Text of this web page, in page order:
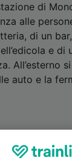
di
alle
di un
e di
All’esterno
auto e la